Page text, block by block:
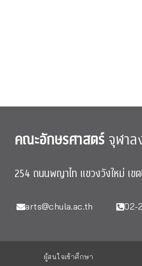
คณะอักษรศาสตร์จุฬาล
254 ถนนพญาไท แขวงวังใหม่ เข
arts@chula.ac.th 02-
ผู้สนใจเข้าศึกษา